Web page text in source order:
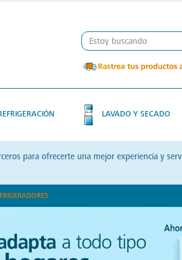
LAVADO Y SECADO
para ofrecerte una mejor experiencia y